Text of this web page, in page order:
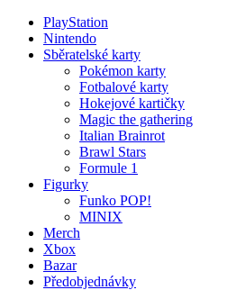
PlayStation
Nintendo
Sběratelské karty
Pokémon karty
Fotbalové karty
Hokejové kartičky
Magic the gathering
Italian Brainrot
Brawl Stars
Formule 1
Figurky
Funko POP!
MINIX
Merch
Xbox
Bazar
Předobjednávky